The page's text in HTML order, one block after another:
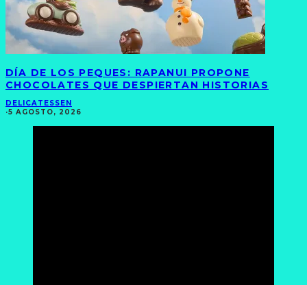
DÍA DE LOS PEQUES: RAPANUI PROPONE
CHOCOLATES QUE DESPIERTAN HISTORIAS
DELICATESSEN
·5 AGOSTO, 2026